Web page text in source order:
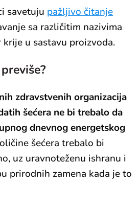
savetuju pažljivo čitanje
sa različitim nazivima
krije u sastavu proizvoda.
zdravstvenih organizacija
šećera ne bi trebalo da
dnevnog energetskog
šećera trebalo bi
uz uravnoteženu ishranu i
prirodnih zamena kada je to